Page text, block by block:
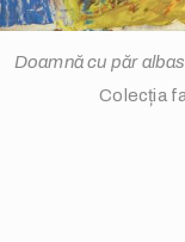
Doamnă cu păr
Colecția